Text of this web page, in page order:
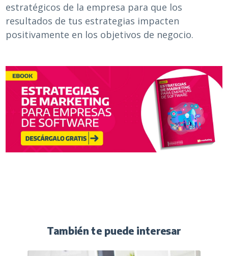
estratégicos de la empresa para que los
resultados de tus estrategias impacten
positivamente en los objetivos de negocio.
También te puede interesar